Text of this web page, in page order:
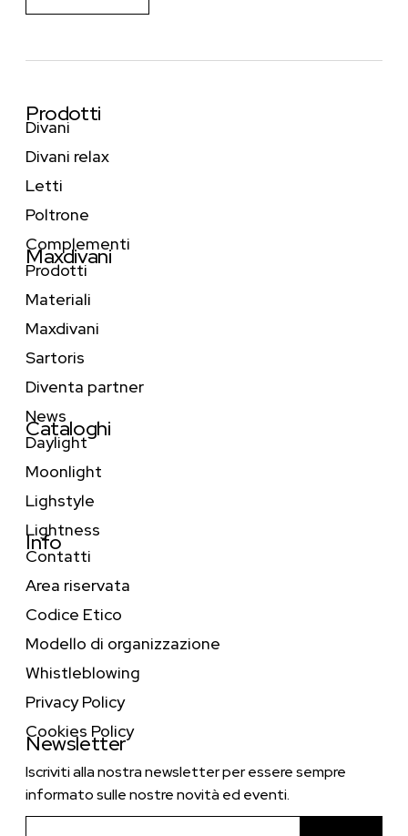
Prodotti
Divani
Divani relax
Letti
Poltrone
Complementi
Maxdivani
Prodotti
Materiali
Maxdivani
Sartoris
Diventa partner
News
Cataloghi
Daylight
Moonlight
Lighstyle
Lightness
Info
Contatti
Area riservata
Codice Etico
Modello di organizzazione
Whistleblowing
Privacy Policy
Cookies Policy
Newsletter
Iscriviti alla nostra newsletter per essere sempre
informato sulle nostre novità ed eventi.